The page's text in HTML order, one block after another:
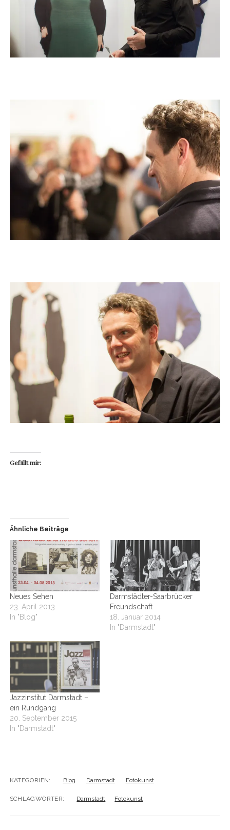
Gefällt mir:
Ähnliche Beiträge
Neues Sehen
23. April 2013
In "Blog"
Darmstädter-Saarbrücker
Freundschaft
18. Januar 2014
In "Darmstadt"
Jazzinstitut Darmstadt –
ein Rundgang
20. September 2015
In "Darmstadt"
KATEGORIEN: Blog Darmstadt Fotokunst
SCHLAGWÖRTER: Darmstadt Fotokunst